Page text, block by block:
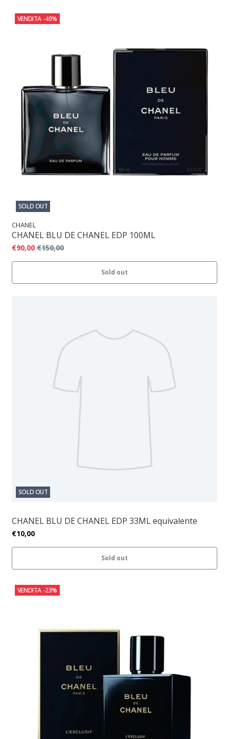
VENDITA -40%
SOLD OUT
CHANEL
CHANEL BLU DE CHANEL EDP 100ML
€90,00 €150,00
Sold out
SOLD OUT
CHANEL BLU DE CHANEL EDP 33ML equivalente
€10,00
Sold out
VENDITA -23%